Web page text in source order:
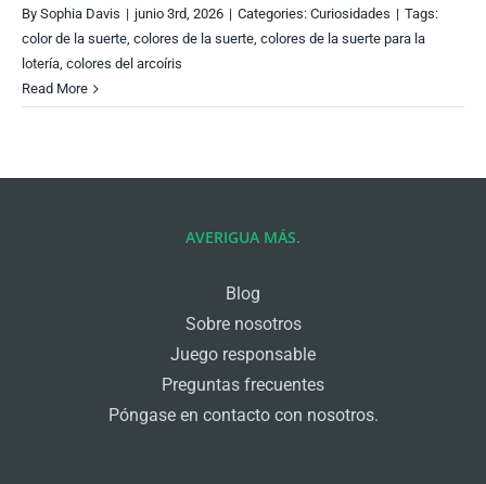
By Sophia Davis | junio 3rd, 2026 | Categories: Curiosidades | Tags:
color de la suerte, colores de la suerte, colores de la suerte para la
lotería, colores del arcoíris
Read More
AVERIGUA MÁS.
Blog
Sobre nosotros
Juego responsable
Preguntas frecuentes
Póngase en contacto con nosotros.